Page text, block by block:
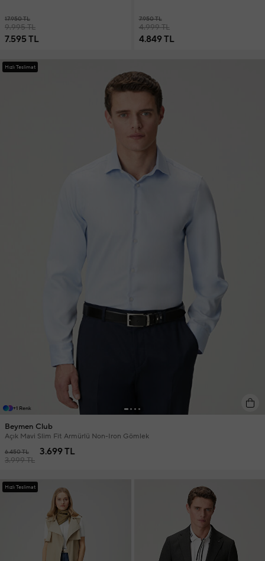
17.950 TL
9.995 TL
7.595 TL
7.950 TL
4.999 TL
4.849 TL
Hızlı Teslimat
+1 Renk
Beymen Club
Açık Mavi Slim Fit Armürlü Non-Iron Gömlek
6.450 TL
3.999 TL
3.699 TL
Hızlı Teslimat